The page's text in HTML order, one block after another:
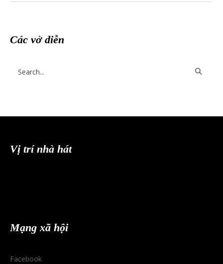
Các vở diễn
Vị trí nhà hát
Mạng xã hội
Facebook